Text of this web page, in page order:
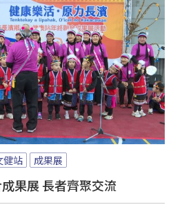
健站 成果展
果展 長者齊聚交流